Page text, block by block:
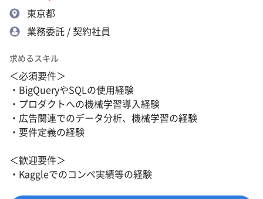
東京都
業務委託 / 契約社員
求めるスキル
＜必須要件＞
・BigQueryやSQLの使用経験
・プロダクトへの機械学習導入経験
・広告関連でのデータ分析、機械学習の経験
・要件定義の経験
＜歓迎要件＞
・Kaggleでのコンペ実績等の経験